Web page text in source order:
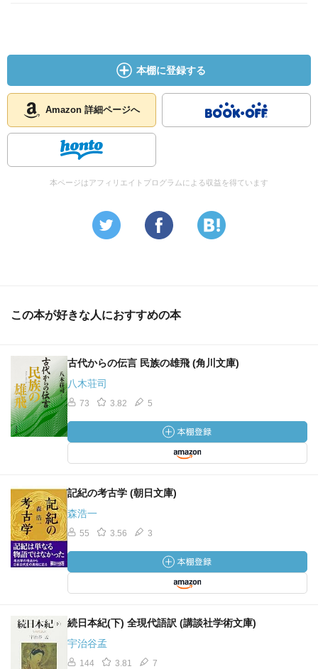
本棚に登録する
Amazon 詳細ページへ
本ページはアフィリエイトプログラムによる収益を得ています
この本が好きな人におすすめの本
古代からの伝言 民族の雄飛 (角川文庫)
八木荘司
73 3.82 5
記紀の考古学 (朝日文庫)
森浩一
55 3.56 3
続日本紀(下) 全現代語訳 (講談社学術文庫)
宇治谷孟
144 3.81 7